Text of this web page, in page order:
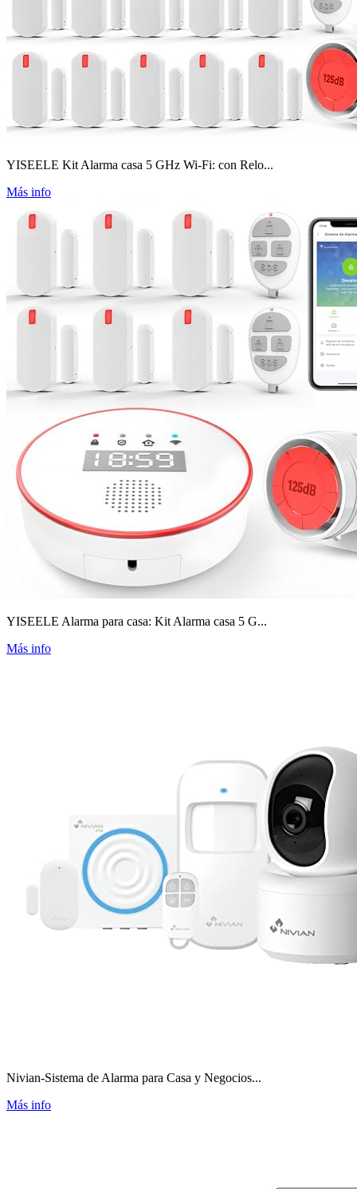
YISEELE Kit Alarma casa 5 GHz Wi-Fi: con Relo...
Más info
YISEELE Alarma para casa: Kit Alarma casa 5 G...
Más info
Nivian-Sistema de Alarma para Casa y Negocios...
Más info